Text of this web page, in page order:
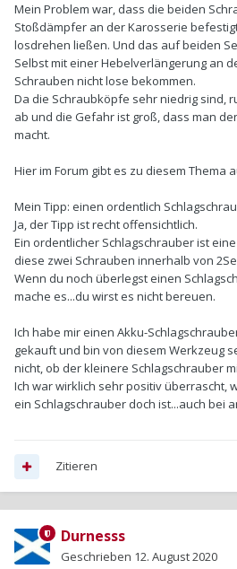
Mein Problem war, dass die beiden
Stoßdämpfer an der Karosserie
losdrehen ließen. Und das auf beiden
Selbst mit einer Hebelverlängerung an
Schrauben nicht lose bekommen.
Da die Schraubköpfe sehr niedrig sind,
ab und die Gefahr ist groß, dass man
macht.
Hier im Forum gibt es zu diesem Thema
Mein Tipp: einen ordentlich
Ja, der Tipp ist recht offensichtlich.
Ein ordentlicher Schlagschrauber ist
diese zwei Schrauben innerhalb von
Wenn du noch überlegst einen
mache es...du wirst es nicht bereuen.
Ich habe mir einen Akku-
gekauft und bin von diesem Werkzeug
nicht, ob der kleinere Schlagschrauber
Ich war wirklich sehr positiv überrascht,
ein Schlagschrauber doch ist...auch bei
Zitieren
Durnesss
Geschrieben 12. August 2020